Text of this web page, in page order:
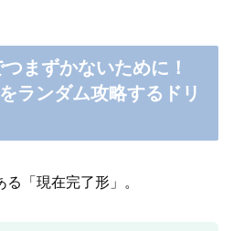
まずかないために！
ランダム攻略するドリ
「現在完了形」。